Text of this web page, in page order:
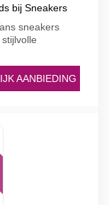
bij Sneakers
sneakers
AANBIEDING